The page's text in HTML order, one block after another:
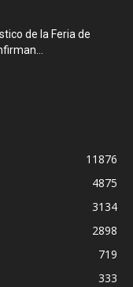
de la Feria de
11876
4875
3134
2898
719
333